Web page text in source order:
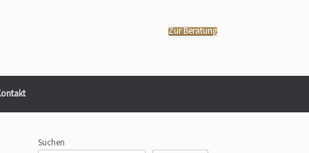
Zur Beratung
Suchen